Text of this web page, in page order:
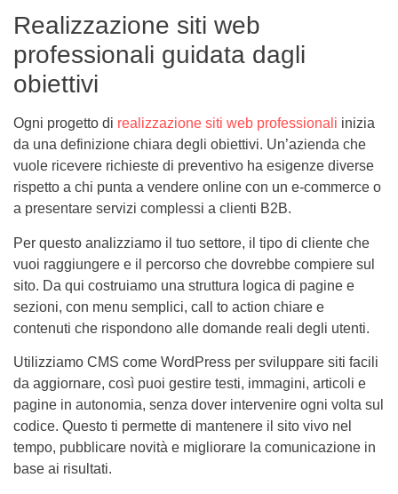
Realizzazione siti web
professionali guidata dagli
obiettivi
Ogni progetto di realizzazione siti web professionali inizia
da una definizione chiara degli obiettivi. Un’azienda che
vuole ricevere richieste di preventivo ha esigenze diverse
rispetto a chi punta a vendere online con un e-commerce o
a presentare servizi complessi a clienti B2B.
Per questo analizziamo il tuo settore, il tipo di cliente che
vuoi raggiungere e il percorso che dovrebbe compiere sul
sito. Da qui costruiamo una struttura logica di pagine e
sezioni, con menu semplici, call to action chiare e
contenuti che rispondono alle domande reali degli utenti.
Utilizziamo CMS come WordPress per sviluppare siti facili
da aggiornare, così puoi gestire testi, immagini, articoli e
pagine in autonomia, senza dover intervenire ogni volta sul
codice. Questo ti permette di mantenere il sito vivo nel
tempo, pubblicare novità e migliorare la comunicazione in
base ai risultati.